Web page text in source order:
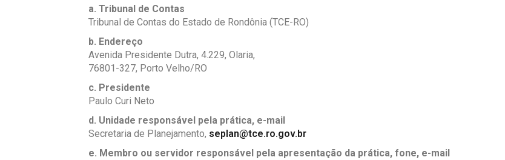
a. Tribunal de Contas
Tribunal de Contas do Estado de Rondônia (TCE-RO)
b. Endereço
Avenida Presidente Dutra, 4.229, Olaria,
76801-327, Porto Velho/RO
c. Presidente
Paulo Curi Neto
d. Unidade responsável pela prática, e-mail
Secretaria de Planejamento, seplan@tce.ro.gov.br
e. Membro ou servidor responsável pela apresentação da prática, fone, e-mail